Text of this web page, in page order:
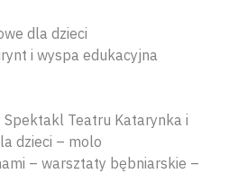
dla dzieci
i wyspa edukacyjna
Teatru Katarynka i
dzieci – molo
– warsztaty bębniarskie –